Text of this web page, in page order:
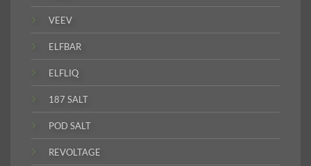
VEEV
ELFBAR
ELFLIQ
187 SALT
POD SALT
REVOLTAGE